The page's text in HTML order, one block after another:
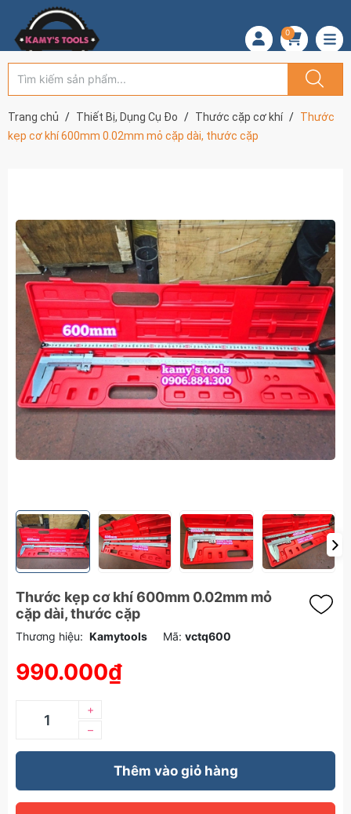
0
Trang chủ Thiết Bị, Dụng Cụ Đo Thước cặp cơ khí
Thước
kẹp cơ khí 600mm 0.02mm mỏ cặp dài, thước cặp
Thước kẹp cơ khí 600mm 0.02mm mỏ
cặp dài, thước cặp
Thương hiệu: Kamytools Mã: vctq600
990.000₫
–
+
Thêm vào giỏ hàng